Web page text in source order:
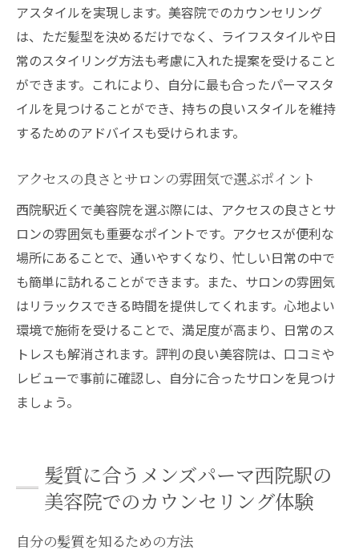
アスタイルを実現します。美容院でのカウンセリング
は、ただ髪型を決めるだけでなく、ライフスタイルや日
常のスタイリング方法も考慮に入れた提案を受けること
ができます。これにより、自分に最も合ったパーマスタ
イルを見つけることができ、持ちの良いスタイルを維持
するためのアドバイスも受けられます。
アクセスの良さとサロンの雰囲気で選ぶポイント
西院駅近くで美容院を選ぶ際には、アクセスの良さとサ
ロンの雰囲気も重要なポイントです。アクセスが便利な
場所にあることで、通いやすくなり、忙しい日常の中で
も簡単に訪れることができます。また、サロンの雰囲気
はリラックスできる時間を提供してくれます。心地よい
環境で施術を受けることで、満足度が高まり、日常のス
トレスも解消されます。評判の良い美容院は、口コミや
レビューで事前に確認し、自分に合ったサロンを見つけ
ましょう。
髪質に合うメンズパーマ西院駅の
美容院でのカウンセリング体験
自分の髪質を知るための方法